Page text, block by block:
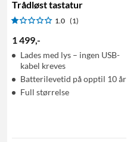
Trådløst tastatur
1.0 (1)
1 499,-
Lades med lys – ingen USB-
kabel kreves
Batterilevetid på opptil 10 år
Full størrelse